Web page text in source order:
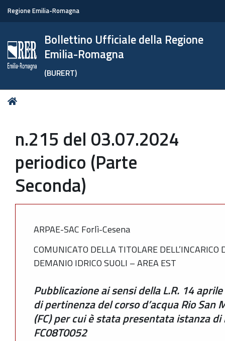
Regione Emilia-Romagna
Bollettino Ufficiale della Regione
Emilia-Romagna
(BURERT)
Tu
n.215 del 03.07.2024
periodico (Parte
Seconda)
ARPAE-SAC Forlì-Cesena
COMUNICATO DELLA TITOLARE
DEMANIO IDRICO SUOLI – AREA EST
Pubblicazione ai sensi della L.R. 14
di pertinenza del corso d’acqua Rio San
(FC) per cui è stata presentata istanza
FC08T0052